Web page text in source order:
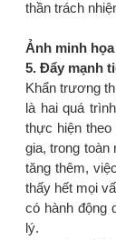
thần trách
Ảnh minh họa
5. Đẩy mạnh
Khẩn trương
là hai quá
thực hiện
gia, trong toàn
tăng thêm,
thấy hết mọi
có hành động
lý.